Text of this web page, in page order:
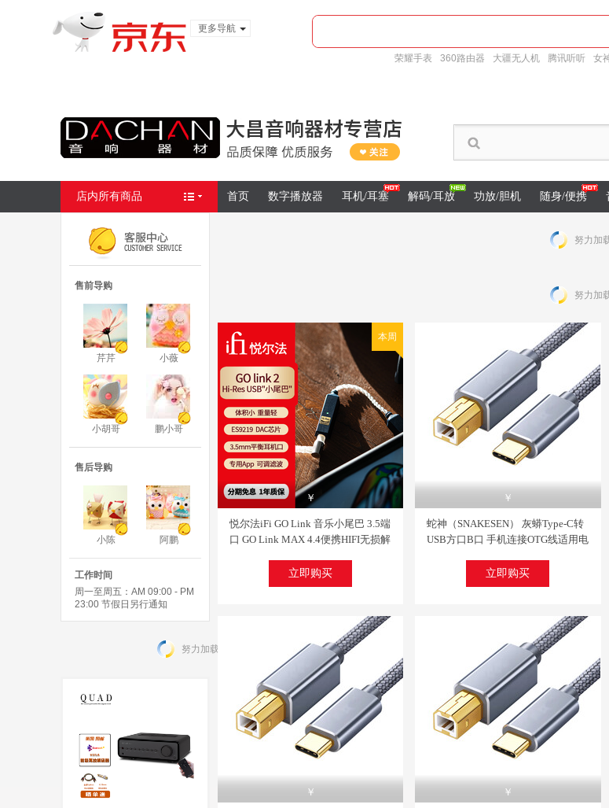
更多导航
荣耀手表 360路由器 大疆无人机 腾讯听听 女
店内所有商品 首页 数字播放器 耳机/耳塞 解码/耳放 功放/胆机 随身/便携
售前导购
芹芹 小薇
小胡哥 鹏小哥
售后导购
小陈 阿鹏
工作时间
周一至周五：AM 09:00 - PM
23:00 节假日另行通知
努力加载中，请稍后...
努力加
努力加
￥
本周
热销
悦尔法iFi GO Link 音乐小尾巴 3.5端
口 GO Link MAX 4.4便携HIFI无损解
Link 2【3.5单端+平衡】 小尾巴
Type-C接口
立即购买
￥
蛇神（SNAKESEN） 灰蟒Type-C转
USB方口B口 手机连接OTG线适用电
立即购买
￥ ￥